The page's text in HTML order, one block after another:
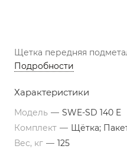
Щетка передняя
Подробности
Характеристики
Модель — SWE-SD 140 E
Комплект — Щётка;
Вес, кг — 125